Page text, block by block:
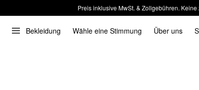
Preis inklusive MwSt. & Zollgebühren.
Bekleidung Wähle eine Stimmung Über uns